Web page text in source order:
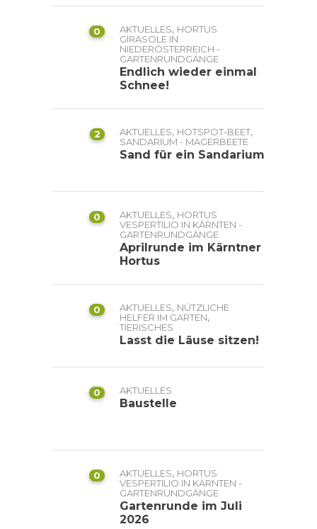
0 AKTUELLES, HORTUS
GIRASOLE IN
NIEDERÖSTERREICH -
GARTENRUNDGÄNGE
Endlich wieder einmal
Schnee!
2 AKTUELLES, HOTSPOT-BEET,
SANDARIUM - MAGERBEETE
Sand für ein Sandarium
0 AKTUELLES, HORTUS
VESPERTILIO IN KÄRNTEN -
GARTENRUNDGÄNGE
Aprilrunde im Kärntner
Hortus
0 AKTUELLES, NÜTZLICHE
HELFER IM GARTEN,
TIERISCHES
Lasst die Läuse sitzen!
0 AKTUELLES
Baustelle
0 AKTUELLES, HORTUS
VESPERTILIO IN KÄRNTEN -
GARTENRUNDGÄNGE
Gartenrunde im Juli
2026